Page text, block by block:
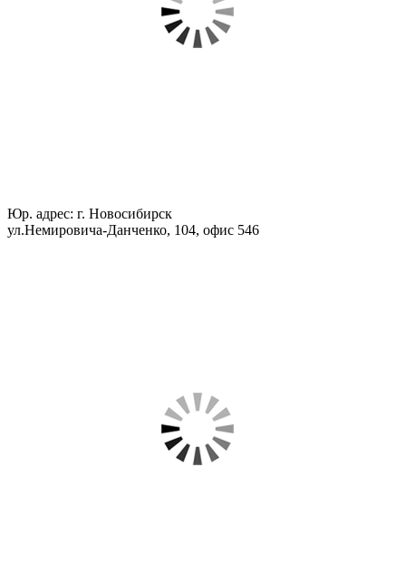
Юр. адрес: г. Новосибирск
ул.Немировича-Данченко, 104, офис 546